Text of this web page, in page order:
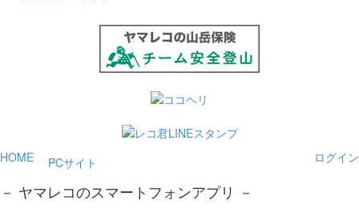
HOME ログイン
PCサイト
－ ヤマレコのスマートフォンアプリ －